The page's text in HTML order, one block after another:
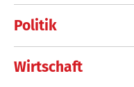
Politik
Wirtschaft